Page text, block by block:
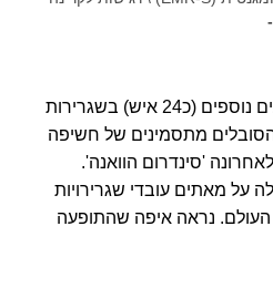
הדילי מייל מדווח על נפגעים נוספים (כ24 איש) בשגרירות
מתסמינים של חשיפה
הוואנה'.
עובדי שגרירויות
איפה שהתופעה